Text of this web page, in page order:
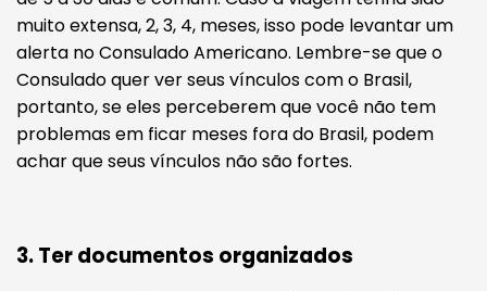
muito extensa, 2, 3, 4, meses, isso pode levantar um
alerta no Consulado Americano. Lembre-se que o
Consulado quer ver seus vínculos com o Brasil,
portanto, se eles perceberem que você não tem
problemas em ficar meses fora do Brasil, podem
achar que seus vínculos não são fortes.
3. Ter documentos organizados